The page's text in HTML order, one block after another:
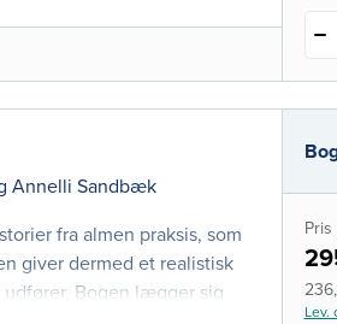
Annelli Sandbæk
fra almen praksis, som
giver dermed et realistisk
Bogen lægger sig
i-
Pris
Lev.